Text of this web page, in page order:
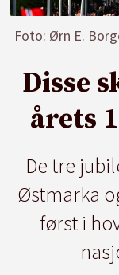
Foto: Ørn E.
Disse
årets
De tre
Østmarka
først i